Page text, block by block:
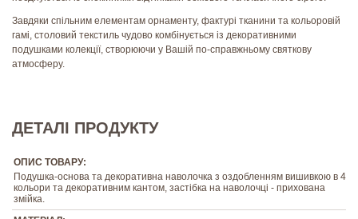
Завдяки спільним елементам орнаменту, фактурі тканини та кольоровій
гамі, столовий текстиль чудово комбінується із декоративними
подушками колекції, створюючи у Вашій по-справжньому святкову
атмосферу.
ДЕТАЛІ ПРОДУКТУ
ОПИС ТОВАРУ:
Подушка-основа та декоративна наволочка з оздобленням вишивкою в 4
кольори та декоративним кантом, застібка на наволочці - прихована
змійка.